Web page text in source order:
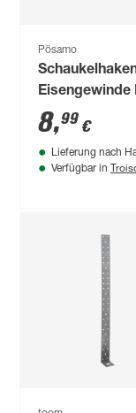
Pösamo
Eisengewinde
250 mm
8,99 €
Lieferung nach
Verfügbar in